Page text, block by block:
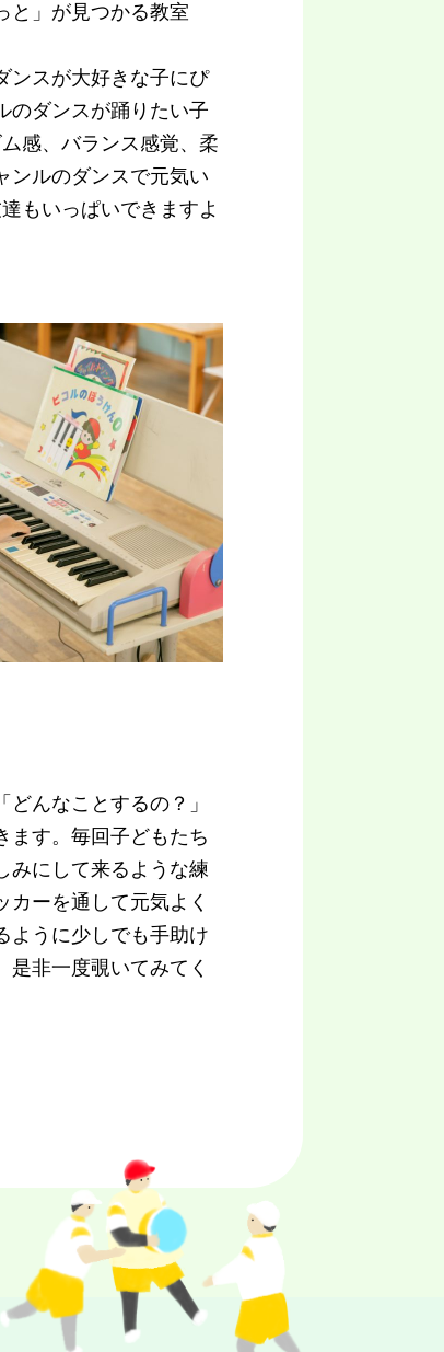
と」が見つかる教室
ンスが大好きな子にぴ
のダンスが踊りたい子
感、バランス感覚、柔
ンルのダンスで元気い
もいっぱいできますよ
どんなことするの？」
ます。毎回子どもたち
みにして来るような練
カーを通して元気よく
ように少しでも手助け
是非一度覗いてみてく